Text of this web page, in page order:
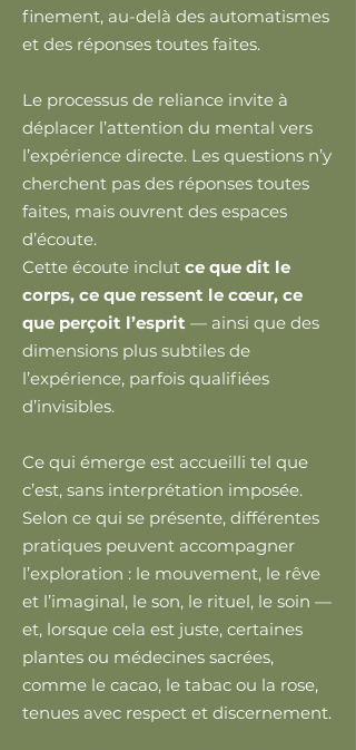
finement, au-delà des automatismes
et des réponses toutes faites.
Le processus de reliance invite à
déplacer l’attention du mental vers
l’expérience directe. Les questions n’y
cherchent pas des réponses toutes
faites, mais ouvrent des espaces
d’écoute.
Cette écoute inclut ce que dit le
corps, ce que ressent le cœur, ce
que perçoit l’esprit — ainsi que des
dimensions plus subtiles de
l’expérience, parfois qualifiées
d’invisibles.
Ce qui émerge est accueilli tel que
c’est, sans interprétation imposée.
Selon ce qui se présente, différentes
pratiques peuvent accompagner
l’exploration : le mouvement, le rêve
et l’imaginal, le son, le rituel, le soin —
et, lorsque cela est juste, certaines
plantes ou médecines sacrées,
comme le cacao, le tabac ou la rose,
tenues avec respect et discernement.